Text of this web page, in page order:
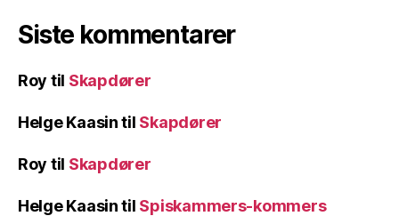
Siste kommentarer
Roy til Skapdører
Helge Kaasintil Skapdører
Roy til Skapdører
Helge Kaasintil Spiskammers-kommers